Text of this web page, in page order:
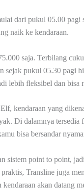
dari pukul 05.00
naik ke kendaraan.
saja. Terbilang
sejak pukul 05.30 pagi
lebih fleksibel dan bisa
kendaraan yang
Di dalamnya
bisa bersandar
sistem point to point,
Transline juga
akan datang